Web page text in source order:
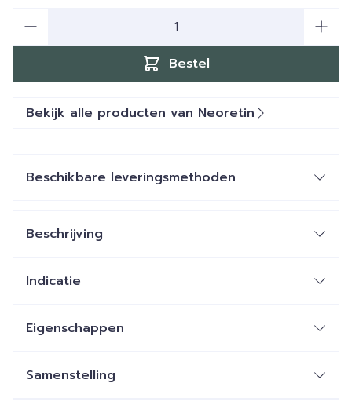
Bestel
Bekijk alle producten van Neoretin
Beschikbare leveringsmethoden
Beschrijving
Indicatie
Eigenschappen
Samenstelling